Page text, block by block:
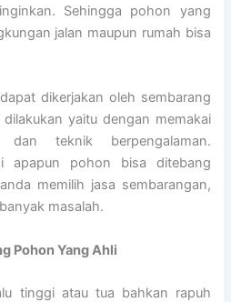
Sehingga pohon yang
jalan maupun rumah bisa
dikerjakan oleh sembarang
yaitu dengan memakai
dan teknik berpengalaman.
apapun pohon bisa ditebang
memilih jasa sembarangan,
masalah.
Pohon Yang Ahli
tinggi atau tua bahkan rapuh